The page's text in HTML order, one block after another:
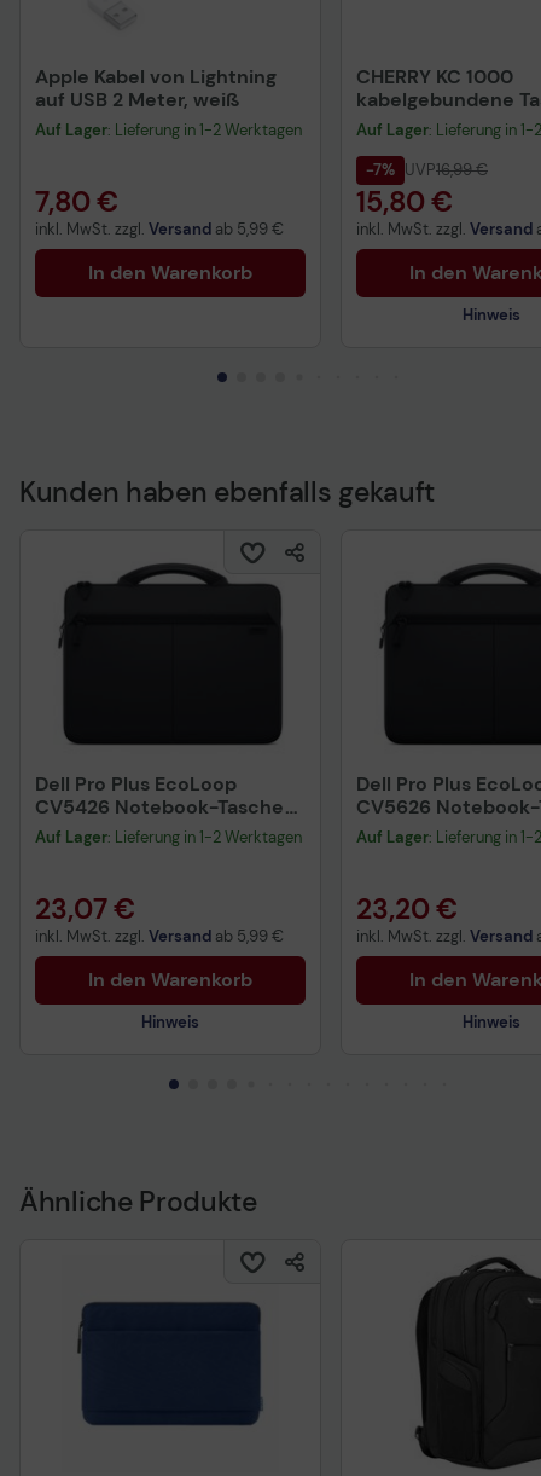
Apple Kabel von Lightning
auf USB 2 Meter, weiß
Auf Lager: Lieferung in 1-2 Werktagen
7,80 €
inkl. MwSt. zzgl. Versand ab 5,99 €
In den Warenkorb
CHERRY KC 1000
kabelgebundene
QWERTZ DE -
Auf Lager: Lieferung in
-7% UVP16,99 €
15,80 €
inkl. MwSt. zzgl. Versand
In den
Hinweis
Technisches
Kunden haben ebenfalls gekauft
Dell Pro Plus EcoLoop
CV5426 Notebook-Tasche
35,6 cm (14") Schwarz
Auf Lager: Lieferung in 1-2 Werktagen
23,07 €
inkl. MwSt. zzgl. Versand ab 5,99 €
In den Warenkorb
Hinweis
Dell Pro Plus
CV5626
40,6 cm (16")
Auf Lager: Lieferung in
23,20 €
inkl. MwSt. zzgl. Versand
In den
Hinweis
Ähnliche Produkte